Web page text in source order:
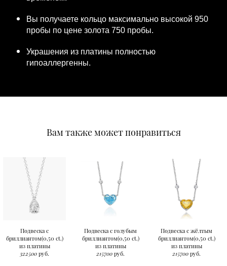
Вы получаете кольцо максимально высокой 950
пробы по цене золота 750 пробы.
Украшения из платины полностью
гипоаллергенны.
Вам также может понравиться
Подвеска с
бриллиантом(0,50 ct.)
из платины
322500 руб.
Подвеска с голубым
бриллиантом(0,50 ct.)
из платины
215700 руб.
Подвеска с жёлтым
бриллиантом(0,50 ct.)
из платины
215700 руб.